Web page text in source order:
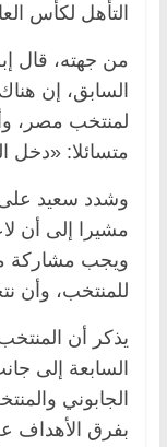
التأهل لكأس
من جهته، قال
السابق، إن
لمنتخب مصر،
متسائلا: «دخل
وشدد سعيد على
مشيرا إلى أن
ويجب مشاركة
للمنتخب، وأن
يذكر أن
السابعة إلى
الجابوني
بفرق الأهداف